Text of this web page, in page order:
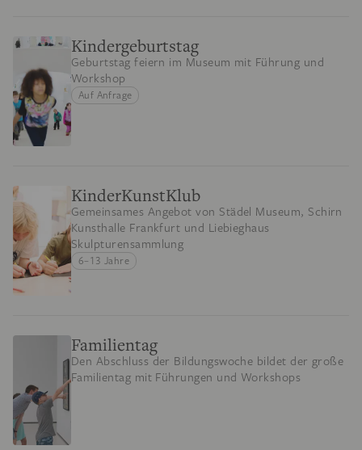
Kindergeburtstag
Geburtstag feiern im Museum mit Führung und
Workshop
Auf Anfrage
KinderKunstKlub
Gemeinsames Angebot von Städel Museum, Schirn
Kunsthalle Frankfurt und Liebieghaus
Skulpturensammlung
6–13 Jahre
Familientag
Den Abschluss der Bildungswoche bildet der große
Familientag mit Führungen und Workshops